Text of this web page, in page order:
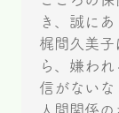
き、誠にあ
梶間久美
ら、嫌わ
信がないな